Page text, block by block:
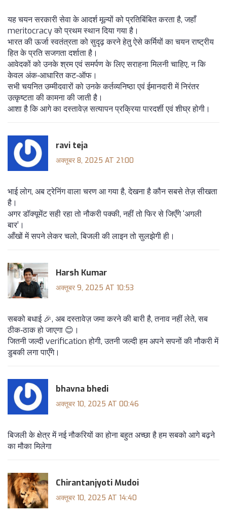
यह चयन सरकारी सेवा के आदर्श मूल्यों को प्रतिबिंबित करता है, जहाँ
meritocracy को प्रथम स्थान दिया गया है।
भारत की ऊर्जा स्वतंत्रता को सुदृढ़ करने हेतु ऐसे कर्मियों का चयन राष्ट्रीय
हित के प्रति सजगता दर्शाता है।
आवेदकों को उनके श्रम एवं समर्पण के लिए सराहना मिलनी चाहिए, न कि
केवल अंक‑आधारित कट‑ऑफ।
सभी चयनित उम्मीदवारों को उनके कर्तव्यनिष्ठा एवं ईमानदारी में निरंतर
उत्कृष्टता की कामना की जाती है।
आशा है कि आगे का दस्तावेज़ सत्यापन प्रक्रिया पारदर्शी एवं शीघ्र होगी।
ravi teja
अक्तूबर 8, 2025 AT 21:00
भाई लोग, अब ट्रेनिंग वाला चरण आ गया है, देखना है कौन सबसे तेज़ सीखता
है।
अगर डॉक्यूमेंट सही रहा तो नौकरी पक्की, नहीं तो फिर से जिएँगे ‘अगली
बार’।
आँखों में सपने लेकर चलो, बिजली की लाइन तो सुलझेगी ही।
Harsh Kumar
अक्तूबर 9, 2025 AT 10:53
सबको बधाई 🎉, अब दस्तावेज़ जमा करने की बारी है, तनाव नहीं लेते, सब
ठीक‑ठाक हो जाएगा 😊।
जितनी जल्दी verification होगी, उतनी जल्दी हम अपने सपनों की नौकरी में
डुबकी लगा पाएँगे।
bhavna bhedi
अक्तूबर 10, 2025 AT 00:46
बिजली के क्षेत्र में नई नौकरियों का होना बहुत अच्छा है हम सबको आगे बढ़ने
का मौका मिलेगा
Chirantanjyoti Mudoi
अक्तूबर 10, 2025 AT 14:40